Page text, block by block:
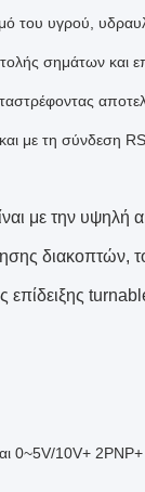
του υγρού,
σημάτων και
με τη σύνδεση
με την υψηλή
διακοπτών,
επίδειξης
0~5V/10V+